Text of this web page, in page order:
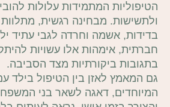
הטיפוליות המתמידות עלולות
ולתשישות. מבחינה רגשית,
בדידות, אשמה וחרדה לגבי עתיד
חברתית, אימהות אלו עשויות
בתגובות ביקורתיות מצד הסביבה.
גם המאמץ לאזן בין הטיפול בילד
המיוחדים, דאגה לשאר בני